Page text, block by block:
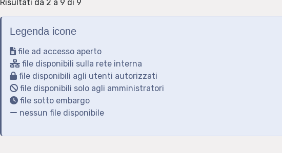
Risultati da 2 a 9 di 9
Legenda icone
file ad accesso aperto
file disponibili sulla rete interna
file disponibili agli utenti autorizzati
file disponibili solo agli amministratori
file sotto embargo
nessun file disponibile